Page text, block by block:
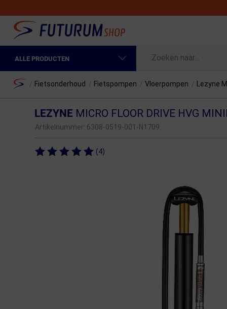
ALLE PRODUCTEN
Fietskleding Heren
Fietsonderdelen
Home Fietsonderhoud Fietspompen Vloerpompen Lezyne
LEZYNEMICRO FLOOR DRIVE HVG
Artikelnummer: 6308-0519-001-N1709
(4)